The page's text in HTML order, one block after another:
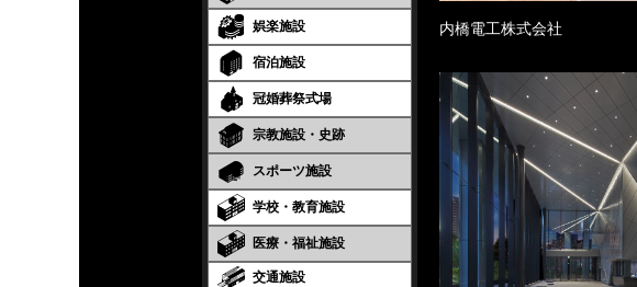
娯楽施設
宿泊施設
冠婚葬祭式場
宗教施設・史跡
スポーツ施設
学校・教育施設
医療・福祉施設
交通施設
内橋電工株式会社